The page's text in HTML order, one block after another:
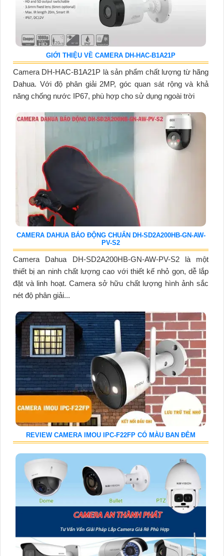
GIỚI THIỆU VỀ CAMERA DH-HAC-B1A21P
Camera DH-HAC-B1A21P là sản phẩm chất lượng từ hãng
Dahua. Với độ phân giải 2MP, góc quan sát rộng và khả
năng chống nước IP67, phù hợp cho sử dụng ngoài trời
CAMERA DAHUA BÁO ĐỘNG CHUẨN DH-SD2A200HB-GN-AW-
PV-S2
Camera Dahua DH-SD2A200HB-GN-AW-PV-S2 là một
thiết bị an ninh chất lượng cao với thiết kế nhỏ gọn, dễ lắp
đặt và linh hoạt. Camera sở hữu chất lượng hình ảnh sắc
nét độ phân giải...
REVIEW CAMERA IMOU IPC-F22FP CÓ MÀU BAN ĐÊM